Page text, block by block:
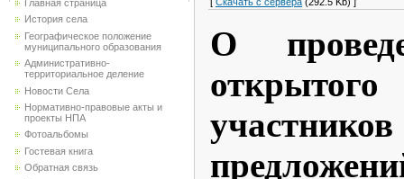
Главная страница
История села
Географическое положение
муниципального образования
Административно-
территориальное деление
Новости Села
Нормативно-правовые акты и
проекты НПА
Фотоальбомы
Гостевая книга
Обратная связь
О